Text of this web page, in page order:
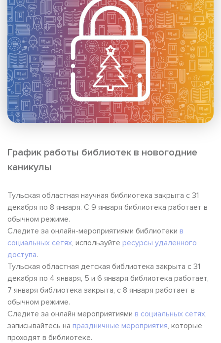
График работы библиотек в новогодние
каникулы
Тульская областная научная библиотека закрыта с 31
декабря по 8 января. С 9 января библиотека работает в
обычном режиме.
Следите за онлайн-мероприятиями библиотеки в
социальных сетях, используйте ресурсы удаленного
доступа.
Тульская областная детская библиотека закрыта с 31
декабря по 4 января, 5 и 6 января библиотека работает,
7 января библиотека закрыта, с 8 января работает в
обычном режиме.
Следите за онлайн мероприятиями в социальных сетях,
записывайтесь на праздничные мероприятия, которые
проходят в библиотеке.